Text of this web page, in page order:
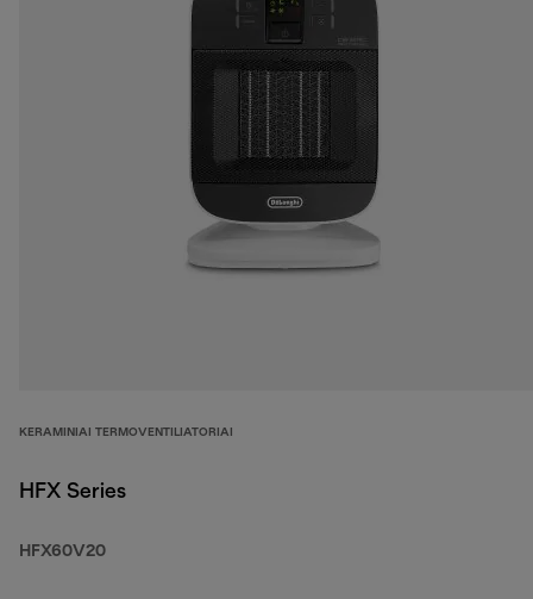
KERAMINIAI TERMOVENTILIATORIAI
HFX Series
HFX60V20